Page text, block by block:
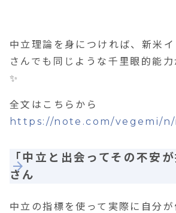
中立理論を身につければ、新米
さんでも同じような千里眼的能
✨
全文はこちらから
https://note.com/vegemi/
「中立と出会ってその不
さん
中立の指標を使って実際に自分